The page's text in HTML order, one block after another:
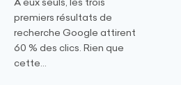
premiers résultats de
recherche Google attirent
60 % des clics. Rien que
cette...